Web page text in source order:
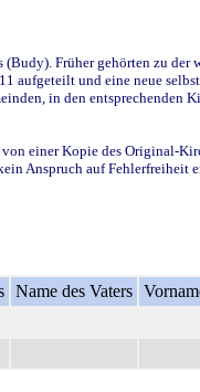
Früher gehörten zu
aufgeteilt und eine neue
in den entsprechenden
einer Kopie des Original-
Anspruch auf Fehlerfreiheit
Name des Vaters